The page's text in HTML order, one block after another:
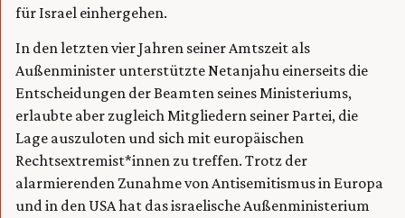
für Israel einhergehen.
In den letzten vier Jahren seiner Amtszeit als
Außenminister unterstützte Netanjahu einerseits die
Entscheidungen der Beamten seines Ministeriums,
erlaubte aber zugleich Mitgliedern seiner Partei, die
Lage auszuloten und sich mit europäischen
Rechtsextremist*innen zu treffen. Trotz der
alarmierenden Zunahme von Antisemitismus in Europa
und in den USA hat das israelische Außenministerium